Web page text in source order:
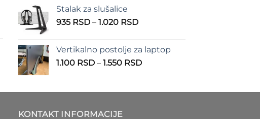
Stalak za slušalice
935 RSD – 1.020 RSDRaspon
935 RSD
do
Vertikalno postolje za laptop
1.100 RSD – 1.550 RSDRaspon
1.100 RSD
KONTAKT INFORMACIJE